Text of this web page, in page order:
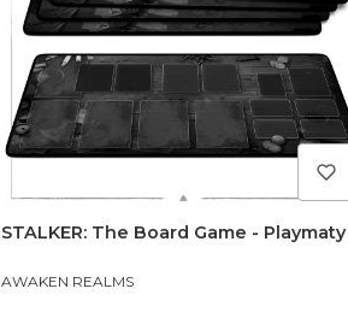
STALKER: The Board Game - Playmaty
PRODUCENT
AWAKEN REALMS